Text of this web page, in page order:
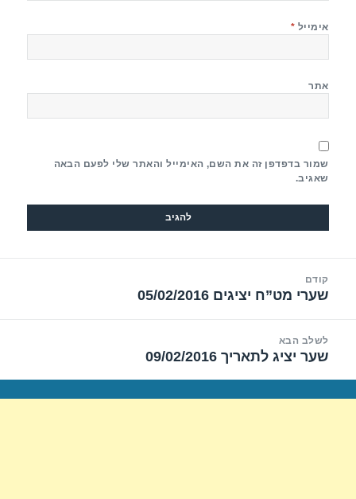
אימייל *
אתר
שמור בדפדפן זה את השם, האימייל והאתר שלי לפעם הבאה
שאגיב.
קודם
הפוסט
שערי מט”ח יציגים 05/02/2016
לשלב הבא
הפוסט
שער יציג לתאריך 09/02/2016